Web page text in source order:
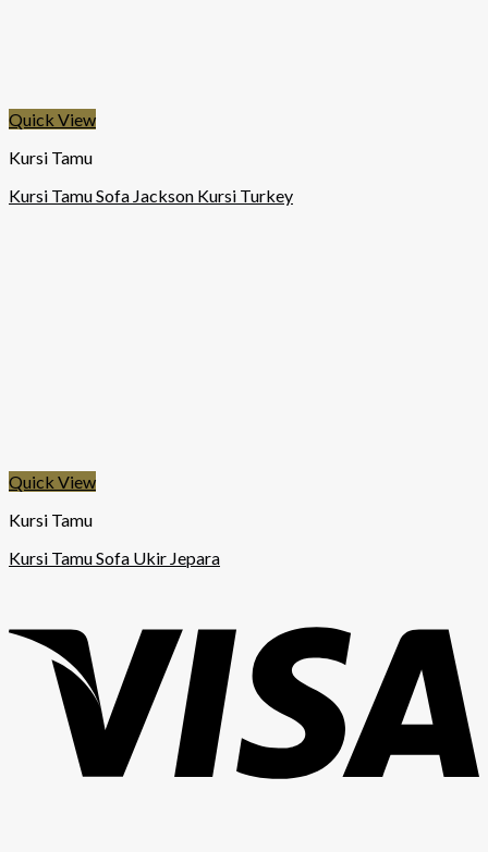
Quick View
Kursi Tamu
Kursi Tamu Sofa Jackson Kursi Turkey
Quick View
Kursi Tamu
Kursi Tamu Sofa Ukir Jepara